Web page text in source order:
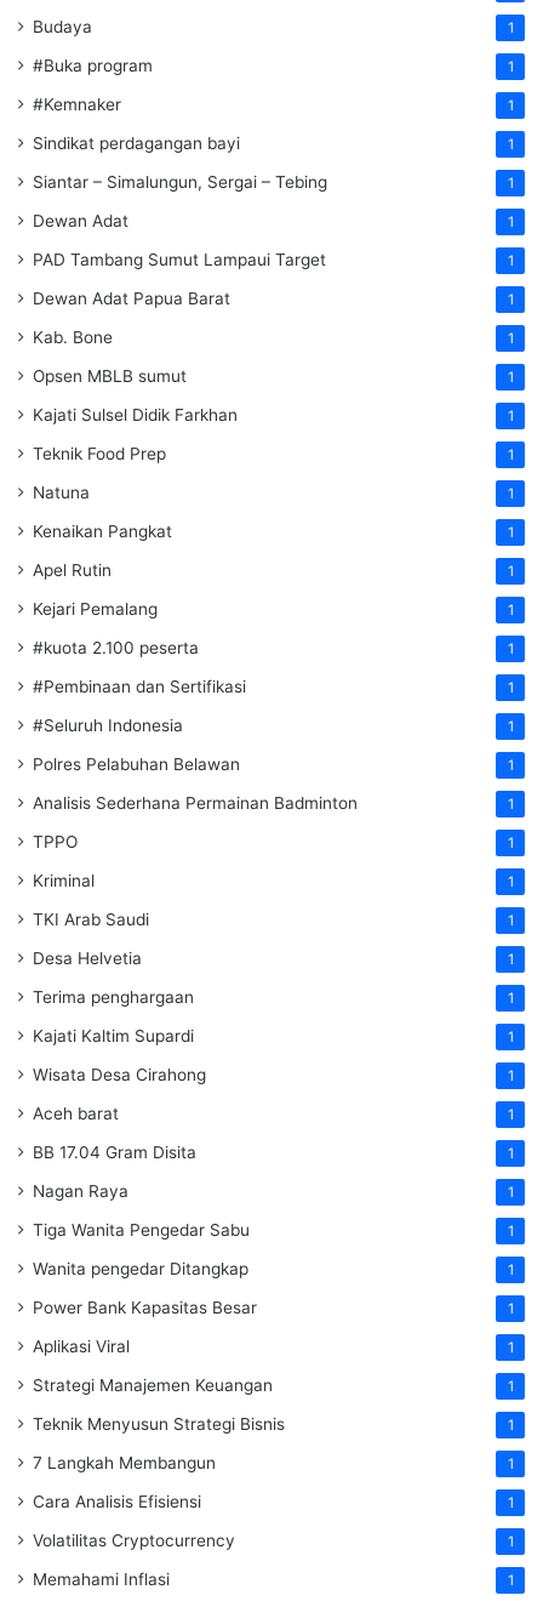
Budaya 1
#Buka program 1
#Kemnaker 1
Sindikat perdagangan bayi 1
Siantar – Simalungun, Sergai – Tebing 1
Dewan Adat 1
PAD Tambang Sumut Lampaui Target 1
Dewan Adat Papua Barat 1
Kab. Bone 1
Opsen MBLB sumut 1
Kajati Sulsel Didik Farkhan 1
Teknik Food Prep 1
Natuna 1
Kenaikan Pangkat 1
Apel Rutin 1
Kejari Pemalang 1
#kuota 2.100 peserta 1
#Pembinaan dan Sertifikasi 1
#Seluruh Indonesia 1
Polres Pelabuhan Belawan 1
Analisis Sederhana Permainan Badminton 1
TPPO 1
Kriminal 1
TKI Arab Saudi 1
Desa Helvetia 1
Terima penghargaan 1
Kajati Kaltim Supardi 1
Wisata Desa Cirahong 1
Aceh barat 1
BB 17.04 Gram Disita 1
Nagan Raya 1
Tiga Wanita Pengedar Sabu 1
Wanita pengedar Ditangkap 1
Power Bank Kapasitas Besar 1
Aplikasi Viral 1
Strategi Manajemen Keuangan 1
Teknik Menyusun Strategi Bisnis 1
7 Langkah Membangun 1
Cara Analisis Efisiensi 1
Volatilitas Cryptocurrency 1
Memahami Inflasi 1